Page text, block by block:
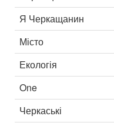
Я Черкащанин
Місто
Екологія
One
Черкаські